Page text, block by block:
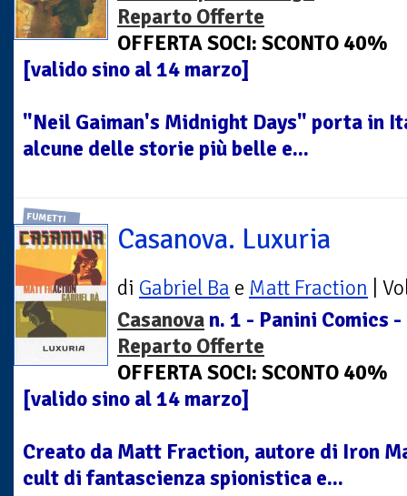
Reparto Offerte
OFFERTA SOCI: SCONTO 40%
[valido sino al 14 marzo]
"Neil Gaiman's Midnight Days" porta in
alcune delle storie più belle e...
FUMETTI
Casanova. Luxuria
di Gabriel Ba e Matt Fraction |
Casanova n. 1 - Panini Comics -
Reparto Offerte
OFFERTA SOCI: SCONTO 40%
[valido sino al 14 marzo]
Creato da Matt Fraction, autore di Iron
cult di fantascienza spionistica e...